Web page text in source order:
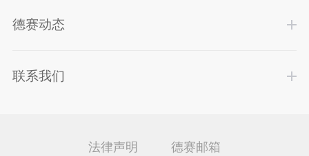
德赛动态
联系我们
法律声明 德赛邮箱